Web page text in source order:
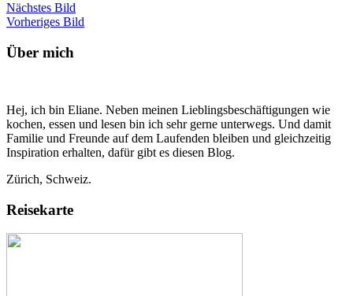
Nächstes Bild
Vorheriges Bild
Über mich
Hej, ich bin Eliane. Neben meinen Lieblingsbeschäftigungen wie
kochen, essen und lesen bin ich sehr gerne unterwegs. Und damit
Familie und Freunde auf dem Laufenden bleiben und gleichzeitig
Inspiration erhalten, dafür gibt es diesen Blog.
Zürich, Schweiz.
Reisekarte